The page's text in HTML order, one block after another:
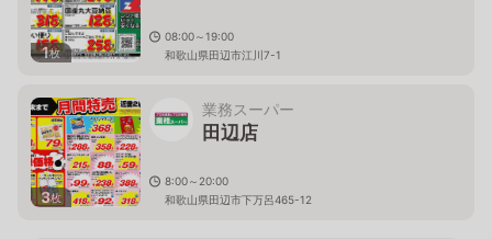
1枚
08:00～19:00
和歌山県田辺市江川7-1
3枚
業務スーパー
田辺店
8:00～20:00
和歌山県田辺市下万呂465-12